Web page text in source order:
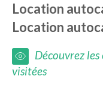
Location
Location
Découvrez
visitées